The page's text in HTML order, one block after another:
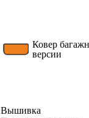
Ковер
версии
Вышивка